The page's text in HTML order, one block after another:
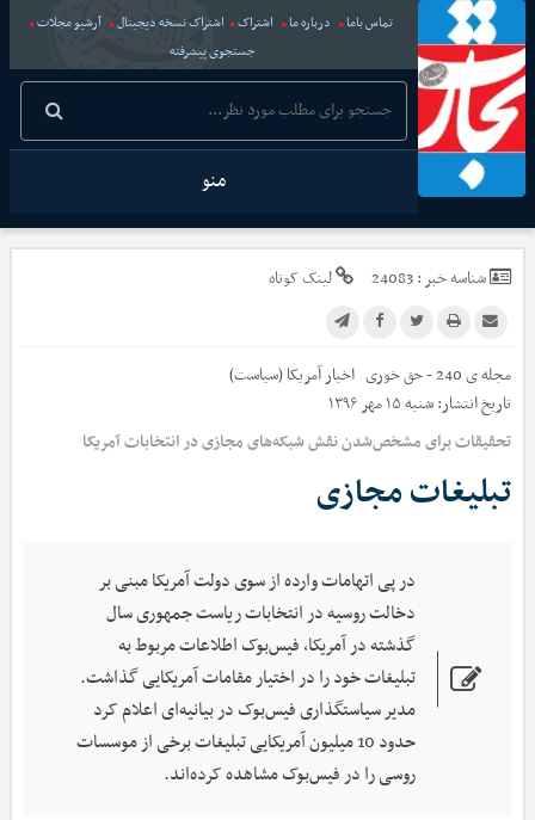
تماس باما درباره ما اشتراک اشتراک نسخه دیجیتال
آرشیو مجلات
جستجوی پیشرفته
منو
شناسه خبر :24083 لینک کوتاه
مجله ی 240 - حق خوری اخبارآمریکا (سیاست)
تاریخ انتشار:شنبه ۱۵ مهر ۱۳۹۶
تحقیقات برای مشخص‌شدن نقش شبکه‌های مجازی در انتخابات آمریکا
تبلیغات مجازی
در پی اتهامات وارده از سوی دولت آمریکا مبنی بر
دخالت روسیه در انتخابات ریاست جمهوری سال
گذشته در آمریکا، فیس‌بوک اطلاعات مربوط به
تبلیغات خود را در اختیار مقامات آمریکایی گذاشت.
مدیر سیاستگذاری فیس‌بوک در بیانیه‌ای اعلام کرد
حدود 10 میلیون آمریکایی تبلیغات برخی از موسسات
روسی را در فیس‌بوک مشاهده کرده‌اند.